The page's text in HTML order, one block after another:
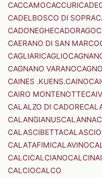
CACCAMOCACCURI
CADELBOSCO DI SOPRA
CADONEGHECADORAGO
CAERANO DI SAN MARCO
CAGLIARICAGLIO
CAGNANO VARANOCAGNO
CAINES .KUENS.CAINO
CAIRO MONTENOTTE
CALALZO DI CADORE
CALANGIANUSCALANNA
CALASCIBETTACALASCIO
CALATAFIMICALAVINO
CALCICALCIANO
CALCIOCALCO